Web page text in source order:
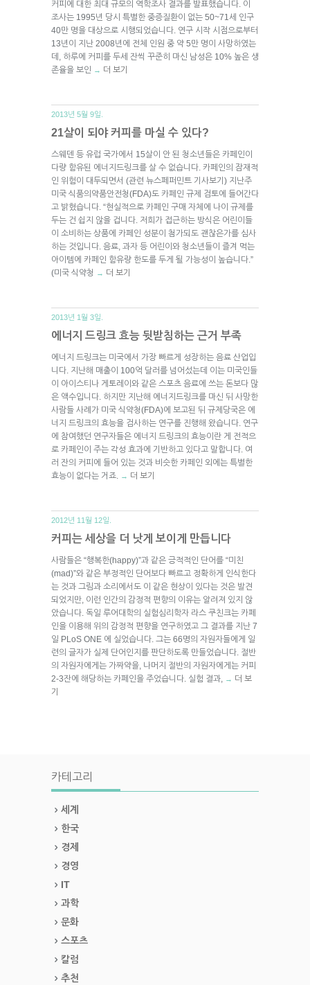
커피에 대한 최대 규모의 역학조사 결과를 발표했습니다. 이
조사는 1995년 당시 특별한 중증질환이 없는 50~71세 인구
40만 명을 대상으로 시행되었습니다. 연구 시작 시점으로부터
13년이 지난 2008년에 전체 인원 중 약 5만 명이 사망하였는
데, 하루에 커피를 두세 잔씩 꾸준히 마신 남성은 10% 높은 생
존율을 보인 → 더 보기
2013년 5월 9일.
21살이 되야 커피를 마실 수 있다?
스웨덴 등 유럽 국가에서 15살이 안 된 청소년들은 카페인이
다량 함유된 에너지드링크를 살 수 없습니다. 카페인의 잠재적
인 위험이 대두되면서 (관련 뉴스페퍼민트 기사보기) 지난주
미국 식품의약품안전청(FDA)도 카페인 규제 검토에 들어간다
고 밝혔습니다. “현실적으로 카페인 구매 자체에 나이 규제를
두는 건 쉽지 않을 겁니다. 저희가 접근하는 방식은 어린이들
이 소비하는 상품에 카페인 성분이 첨가되도 괜찮은가를 심사
하는 것입니다. 음료, 과자 등 어린이와 청소년들이 즐겨 먹는
아이템에 카페인 함유량 한도를 두게 될 가능성이 높습니다.”
(미국 식약청 → 더 보기
2013년 1월 3일.
에너지 드링크 효능 뒷받침하는 근거 부족
에너지 드링크는 미국에서 가장 빠르게 성장하는 음료 산업입
니다. 지난해 매출이 100억 달러를 넘어섰는데 이는 미국인들
이 아이스티나 게토레이와 같은 스포츠 음료에 쓰는 돈보다 많
은 액수입니다. 하지만 지난해 에너지드링크를 마신 뒤 사망한
사람들 사례가 미국 식약청(FDA)에 보고된 뒤 규제당국은 에
너지 드링크의 효능을 검사하는 연구를 진행해 왔습니다. 연구
에 참여했던 연구자들은 에너지 드링크의 효능이란 게 전적으
로 카페인이 주는 각성 효과에 기반하고 있다고 말합니다. 여
러 잔의 커피에 들어 있는 것과 비슷한 카페인 외에는 특별한
효능이 없다는 거죠.
→ 더 보기
2012년 11월 12일.
커피는 세상을 더 낫게 보이게 만듭니다
사람들은 “행복한(happy)”과 같은 긍적적인 단어를 “미친
(mad)”와 같은 부정적인 단어보다 빠르고 정확하게 인식한다
는 것과 그림과 소리에서도 이 같은 현상이 있다는 것은 발견
되었지만, 이런 인간의 감정적 편향의 이유는 알려져 있지 않
았습니다. 독일 루어대학의 실험심리학자 라스 쿠친크는 카페
인을 이용해 위의 감정적 편향을 연구하였고 그 결과를 지난 7
일 PLoS ONE 에 실었습니다. 그는 66명의 자원자들에게 일
련의 글자가 실제 단어인지를 판단하도록 만들었습니다. 절반
의 자원자에게는 가짜약을, 나머지 절반의 자원자에게는 커피
2-3잔에 해당하는 카페인을 주었습니다. 실험 결과,
→ 더 보
기
카테고리
세계
한국
경제
경영
IT
과학
문화
스포츠
칼럼
추천